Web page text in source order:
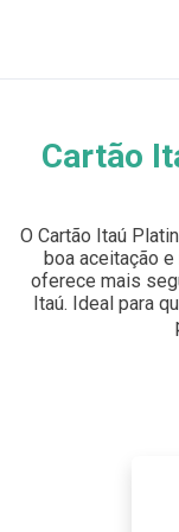
para fechar.
Cartão
O Cartão Itaú
boa aceitação
oferece mais
Itaú. Ideal para